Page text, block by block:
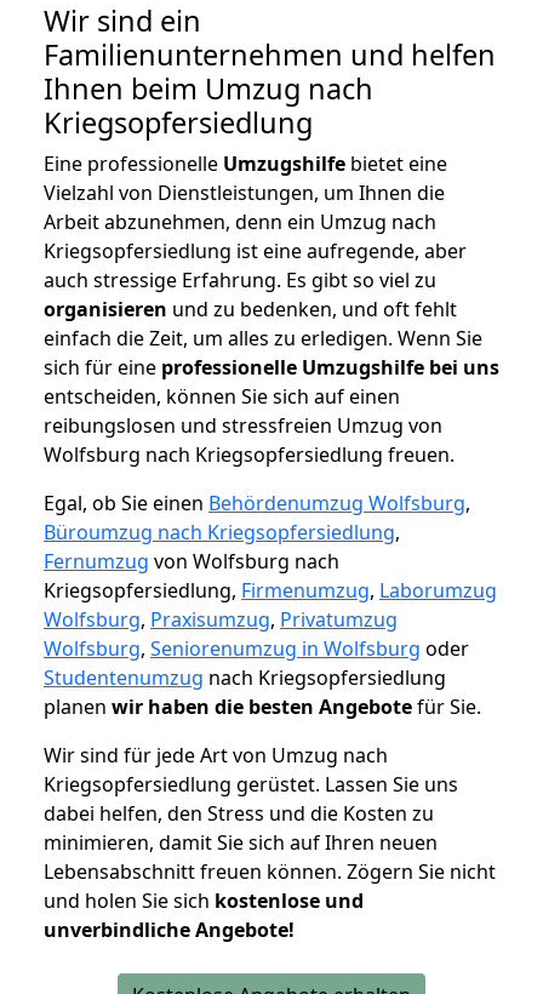
Wir sind ein
Familienunternehmen und helfen
Ihnen beim Umzug nach
Kriegsopfersiedlung
Eine professionelle Umzugshilfe bietet eine
Vielzahl von Dienstleistungen, um Ihnen die
Arbeit abzunehmen, denn ein Umzug nach
Kriegsopfersiedlung ist eine aufregende, aber
auch stressige Erfahrung. Es gibt so viel zu
organisieren und zu bedenken, und oft fehlt
einfach die Zeit, um alles zu erledigen. Wenn Sie
sich für eine professionelle Umzugshilfe bei uns
entscheiden, können Sie sich auf einen
reibungslosen und stressfreien Umzug von
Wolfsburg nach Kriegsopfersiedlung freuen.
Egal, ob Sie einen Behördenumzug Wolfsburg,
Büroumzug nach Kriegsopfersiedlung,
Fernumzug von Wolfsburg nach
Kriegsopfersiedlung, Firmenumzug, Laborumzug
Wolfsburg, Praxisumzug, Privatumzug
Wolfsburg, Seniorenumzug in Wolfsburg oder
Studentenumzug nach Kriegsopfersiedlung
planen wir haben die besten Angebotefür Sie.
Wir sind für jede Art von Umzug nach
Kriegsopfersiedlung gerüstet. Lassen Sie uns
dabei helfen, den Stress und die Kosten zu
minimieren, damit Sie sich auf Ihren neuen
Lebensabschnitt freuen können. Zögern Sie nicht
und holen Sie sich kostenlose und
unverbindliche Angebote!